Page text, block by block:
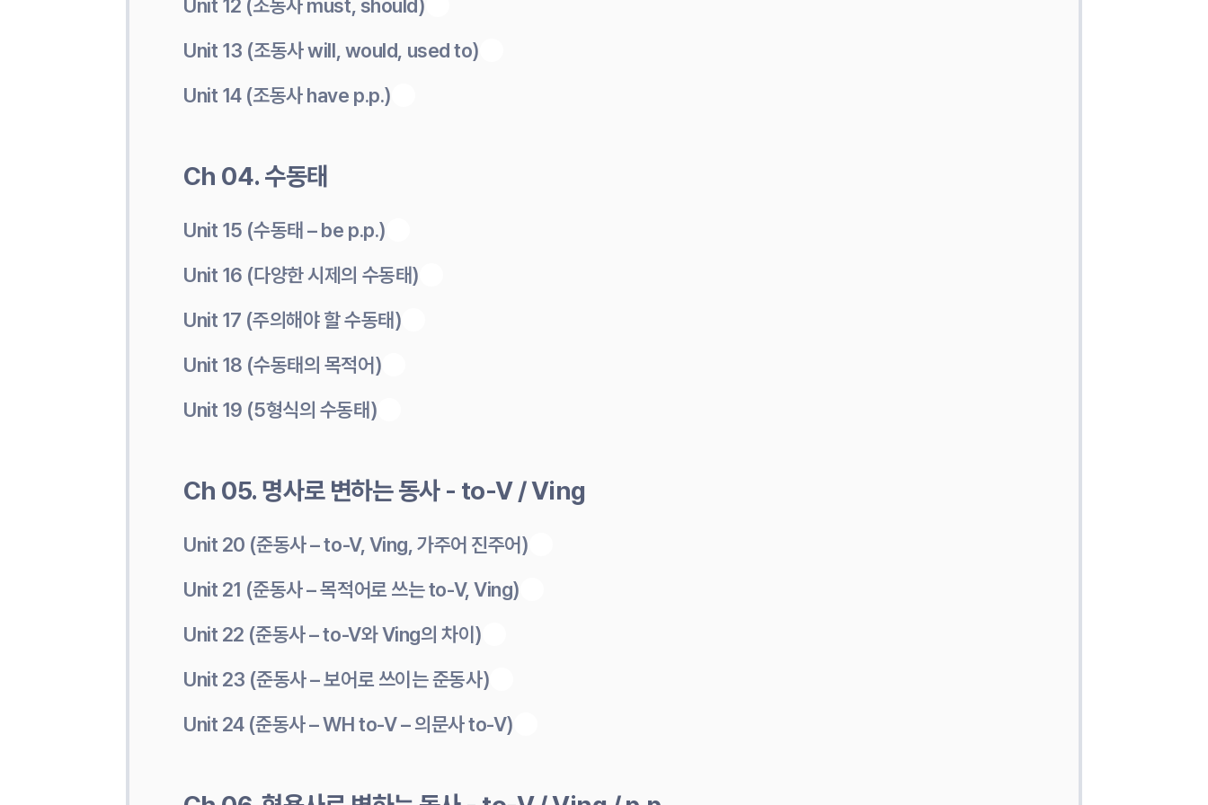
Unit 12 (조동사 must, should)
Unit 13 (조동사 will, would, used to)
Unit 14 (조동사 have p.p.)
Ch 04. 수동태
Unit 15 (수동태 – be p.p.)
Unit 16 (다양한 시제의 수동태)
Unit 17 (주의해야 할 수동태)
Unit 18 (수동태의 목적어)
Unit 19 (5형식의 수동태)
Ch 05. 명사로 변하는 동사 - to-V / Ving
Unit 20 (준동사 – to-V, Ving, 가주어 진주어)
Unit 21 (준동사 – 목적어로 쓰는 to-V, Ving)
Unit 22 (준동사 – to-V와 Ving의 차이)
Unit 23 (준동사 – 보어로 쓰이는 준동사)
Unit 24 (준동사 – WH to-V – 의문사 to-V)